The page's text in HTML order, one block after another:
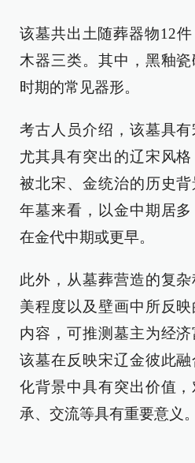
该墓共出土随葬器物12件
木器三类。其中，黑釉
时期的常见器形。
考古人员介绍，该墓具有
尤其具有突出的辽宋风
被北宋、金统治的历史
年墓来看，以金中期居
在金代中期或更早。
此外，从墓葬营造的复
美程度以及壁画中所反
内容，可推测墓主为经
该墓在反映宋辽金彼此
化背景中具有突出价值
承、交流等具有重要意义